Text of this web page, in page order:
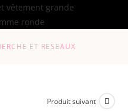
ET RESEAUX
Produit suivant